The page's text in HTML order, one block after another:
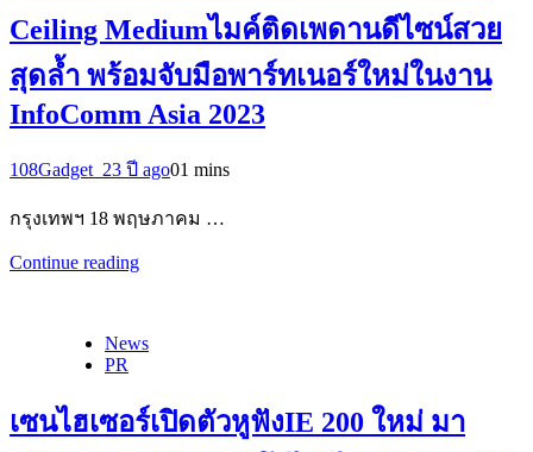
Ceiling Mediumไมค์ติดเพดานดีไซน์สวย
สุดล้ำ พร้อมจับมือพาร์ทเนอร์ใหม่ในงาน
InfoComm Asia 2023
108Gadget_23 ปี ago01 mins
กรุงเทพฯ 18 พฤษภาคม …
Continue reading
News
PR
เซนไฮเซอร์เปิดตัวหูฟังIE 200 ใหม่ มา